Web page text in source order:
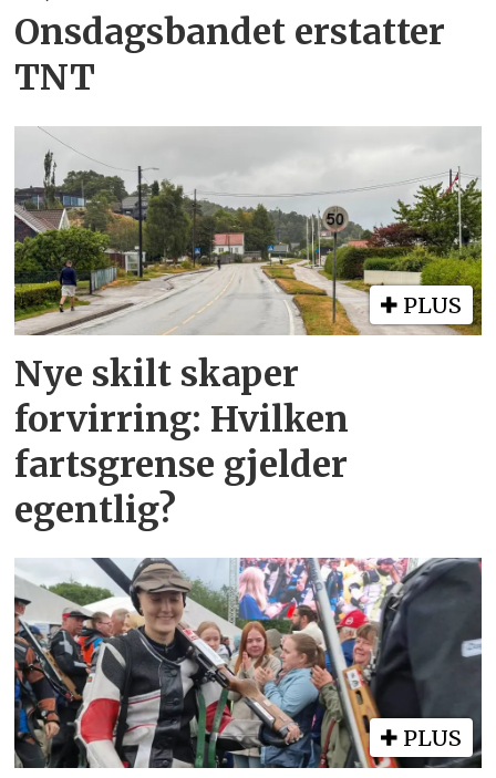
Onsdagsbandet erstatter
TNT
PLUS
Nye skilt skaper
forvirring: Hvilken
fartsgrense gjelder
egentlig?
PLUS